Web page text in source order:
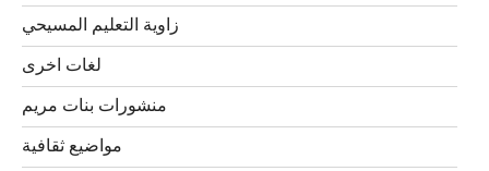
زاوية التعليم المسيحي
لغات اخرى
منشورات بنات مريم
مواضيع ثقافية